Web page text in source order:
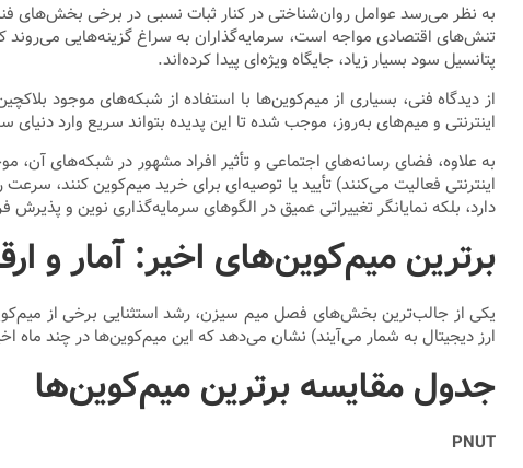
به نظر می‌رسد عوامل روان‌شناختی در کنار ثبات نسبی در برخی بخش‌های
تنش‌های اقتصادی مواجه است، سرمایه‌گذاران به سراغ گزینه‌هایی می‌روند که
پتانسیل سود بسیار زیاد، جایگاه ویژه‌ای پیدا کرده‌اند.
از دیدگاه فنی، بسیاری از میم‌کوین‌ها با استفاده از شبکه‌های موجود
اینترنتی و میم‌های به‌روز، موجب شده تا این پدیده بتواند سریع وارد دنیای
به علاوه، فضای رسانه‌های اجتماعی و تأثیر افراد مشهور در شبکه‌های
اینترنتی فعالیت می‌کنند) تأیید یا توصیه‌ای برای خرید میم‌کوین کنند،
دارد، بلکه نمایانگر تغییراتی عمیق در الگوهای سرمایه‌گذاری نوین و
برترین میم‌کوین‌های اخیر: آمار و
ارز دیجیتال به شمار می‌آیند) نشان می‌دهد که این میم‌کوین‌ها در چند ماه
جدول مقایسه برترین میم‌کوین‌ها
PNUT